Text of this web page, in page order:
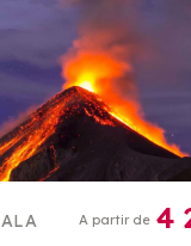
A partir de 4